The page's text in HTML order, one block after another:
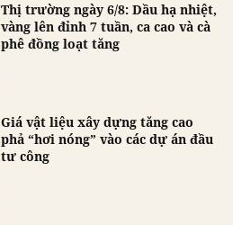
Thị trường ngày 6/8: Dầu hạ nhiệt,
vàng lên đỉnh 7 tuần, ca cao và cà
phê đồng loạt tăng
Giá vật liệu xây dựng tăng cao
phả “hơi nóng” vào các dự án đầu
tư công